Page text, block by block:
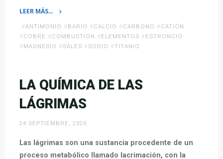
LEER MÁS…
«La
Química
de
Artificiales»
#ANTIMONIO # BARIO # CALCIO # CARBONO # CATIÓN
# COBRE # COMBUSTIÓN # ELEMENTOS # ESTRONCIO
# MAGNESIO # SALES # SODIO #TITANIO
LA QUÍMICA DE LAS
LÁGRIMAS
24 SEPTIEMBRE, 2020
Las lágrimas son una sustancia procedente de un
proceso metabólico llamado lacrimación, con la